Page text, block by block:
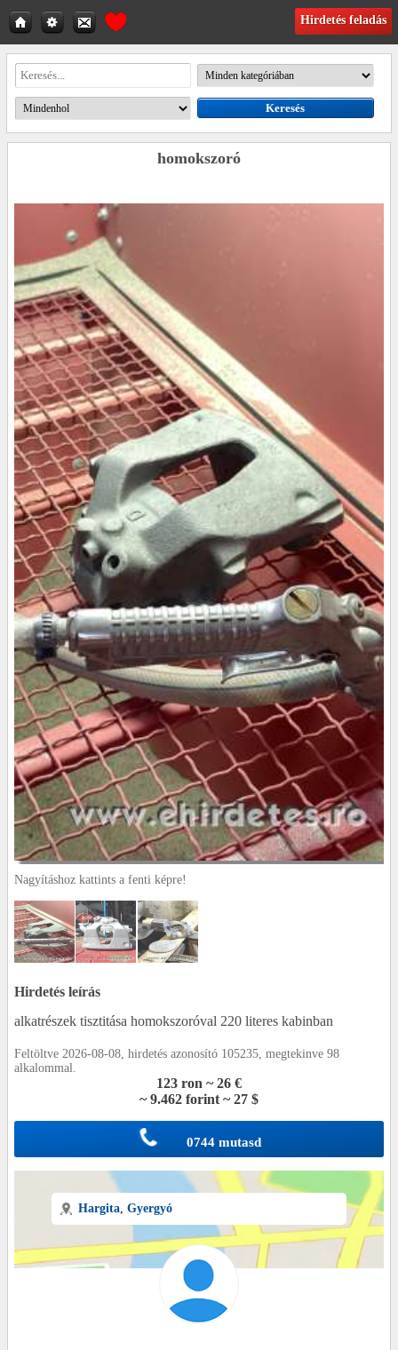
Hirdetés feladás
homokszoró
Nagyításhoz kattints a fenti képre!
Hirdetés leírás
alkatrészek tisztitása homokszoróval 220 literes kabinban
Feltöltve 2026-08-08, hirdetés azonosító 105235, megtekinve 98
alkalommal.
123 ron ~ 26 €
~ 9.462 forint ~ 27 $
0744 mutasd
Hargita, Gyergyó